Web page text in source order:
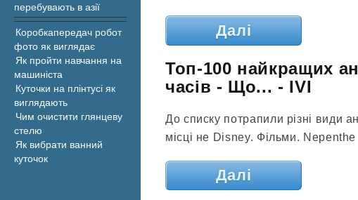
Далі
Топ-100 найкращих
часів - Що... - IVI
До списку потрапили різні види
місці не Disney. Фільми.
Далі
перебувають в азії
Коробкапередач робот
фото як виглядає
Як пройти навчання на
машиніста
Куточки на плінтусі як
виглядають
Чим очистити глянцеву
стелю
Як вибрати ванний
куточок